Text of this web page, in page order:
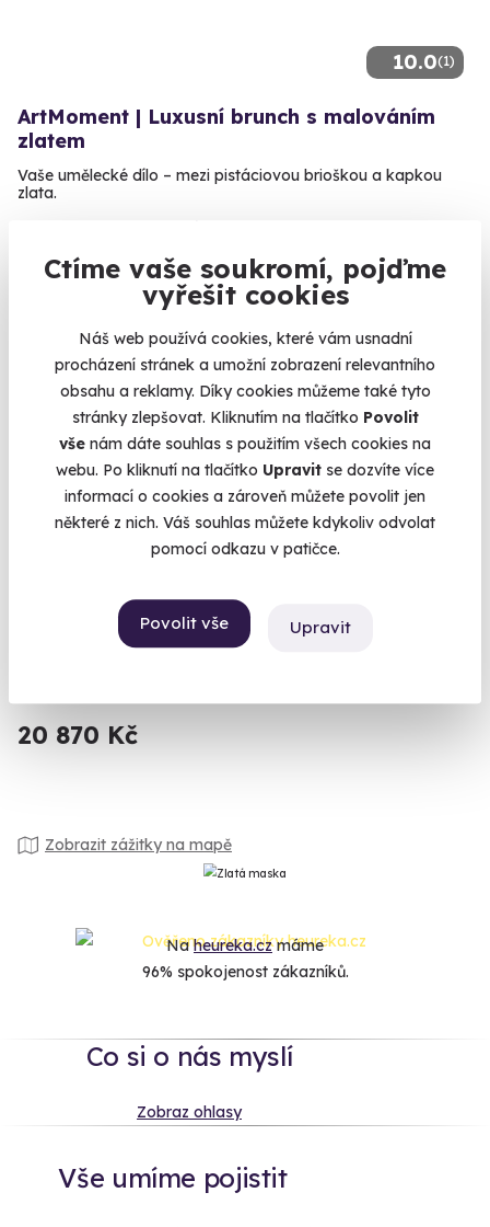
Ctíme vaše soukromí, pojďme
vyřešit cookies
Náš web používá cookies, které vám usnadní
procházení stránek a umožní zobrazení relevantního
obsahu a reklamy. Díky cookies můžeme také tyto
stránky zlepšovat. Kliknutím na tlačítko Povolit
vše nám dáte souhlas s použitím všech cookies na
webu. Po kliknutí na tlačítko Upravit se dozvíte více
informací o cookies a zároveň můžete povolit jen
některé z nich. Váš souhlas můžete kdykoliv odvolat
pomocí odkazu v patičce.
Povolit vše Upravit
10.0(1)
ArtMoment | Luxusní brunch s malováním
zlatem
Vaše umělecké dílo – mezi pistáciovou brioškou a kapkou
zlata.
1 990 Kč
Volný termín už 10. 08. 2026
Rodinný let balónem
Vzhůru do oblak s celou rodinou.
20 870 Kč
Zobrazit zážitky na mapě
Naheureka.czmáme
96% spokojenost zákazníků.
Co si o nás myslí
Zobraz ohlasy
Vše umíme pojistit